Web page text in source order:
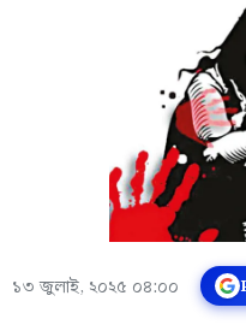
১৩ জুলাই, ২০২৫ ০৪:০০